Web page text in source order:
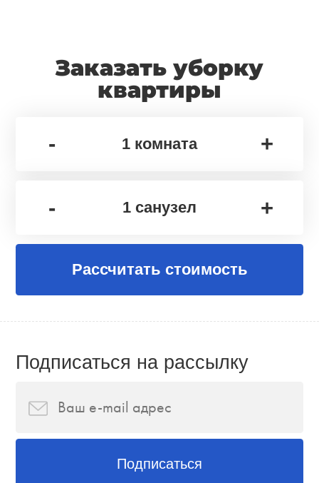
Заказать уборку
квартиры
- 1 комната +
- 1 санузел +
Рассчитать стоимость
Подписаться на рассылку
Подписаться